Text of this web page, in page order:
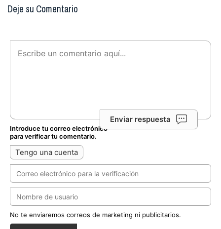
Deje su Comentario
Enviar respuesta
Introduce tu correo electrónico
para verificar tu comentario.
Tengo una cuenta
No te enviaremos correos de marketing ni publicitarios.